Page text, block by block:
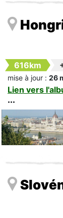
616km
mise à jour : 26
Lien vers